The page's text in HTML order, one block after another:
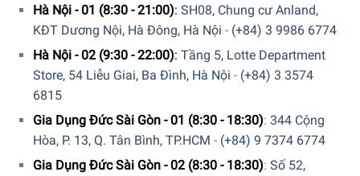
Hà Nội - 01 (8:30 - 21:00): SH08, Chung cư Anland,
KĐT Dương Nội, Hà Đông, Hà Nội - (+84) 3 9986 6774
Hà Nội - 02 (9:30 - 22:00): Tầng 5, Lotte Department
Store, 54 Liễu Giai, Ba Đình, Hà Nội - (+84) 3 3574
6815
Gia Dụng Đức Sài Gòn - 01 (8:30 - 18:30): 344 Cộng
Hòa, P. 13, Q. Tân Bình, TP.HCM - (+84) 9 7374 6774
Gia Dụng Đức Sài Gòn - 02 (8:30 - 18:30): Số 52,